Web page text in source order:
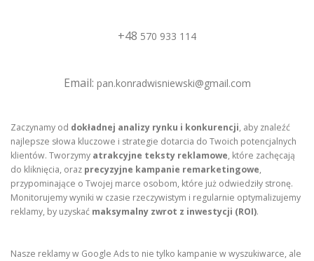
+48 570 933 114
Email: pan.konradwisniewski@gmail.com
Zaczynamy od dokładnej analizy rynku i konkurencji, aby znaleźć
najlepsze słowa kluczowe i strategie dotarcia do Twoich potencjalnych
klientów. Tworzymy atrakcyjne teksty reklamowe, które zachęcają
do kliknięcia, oraz precyzyjne kampanie remarketingowe,
przypominające o Twojej marce osobom, które już odwiedziły stronę.
Monitorujemy wyniki w czasie rzeczywistym i regularnie optymalizujemy
reklamy, by uzyskać maksymalny zwrot z inwestycji (ROI).
Nasze reklamy w Google Ads to nie tylko kampanie w wyszukiwarce, ale